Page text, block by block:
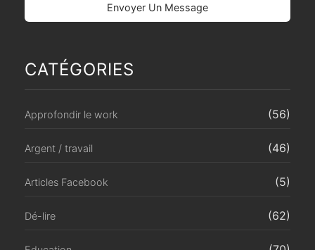
CATÉGORIES
Approfondir le work (56)
Argent / travail (46)
Articles Facebook (5)
Dé-lire (62)